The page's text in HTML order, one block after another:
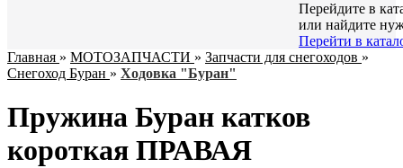
Перейдите в
или найдите
Перейти в
Главная » МОТОЗАПЧАСТИ » Запчасти для снегоходов »
Снегоход Буран » Ходовка "Буран"
Пружина Буран катков
короткая ПРАВАЯ